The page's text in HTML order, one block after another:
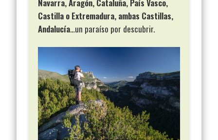
Navarra, Aragón, Cataluña, País Vasco,
Castilla o Extremadura, ambas Castillas,
Andalucía…un paraíso por descubrir.